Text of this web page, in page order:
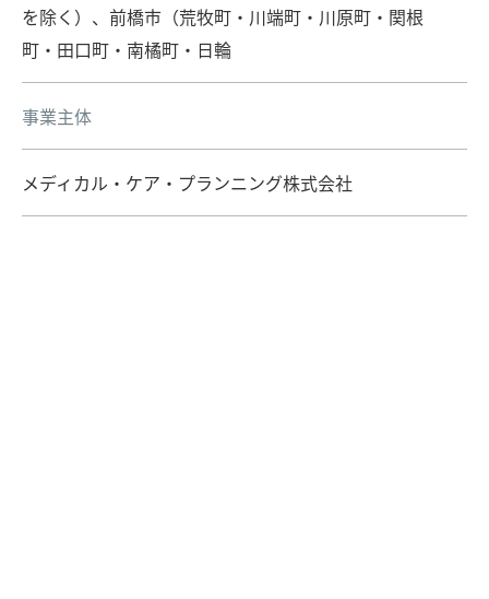
を除く）、前橋市（荒牧町・川端町・川原町・関根
町・田口町・南橘町・日輪
事業主体
メディカル・ケア・プランニング株式会社